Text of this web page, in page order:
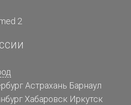
2
Астрахань Барнаул
Хабаровск Иркутск